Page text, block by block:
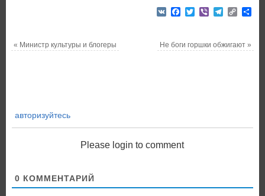
VK Facebook
TwitterViberTelegram
Copy
« Министр культуры и блогеры Не боги горшки обжигают»
авторизуйтесь
Please login to comment
0 КОММЕНТАРИЙ